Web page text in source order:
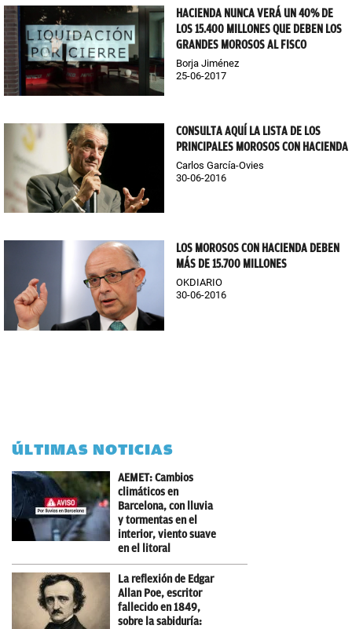
HACIENDA NUNCA VERÁ UN 40% DE
LOS 15.400 MILLONES QUE DEBEN LOS
GRANDES MOROSOS AL FISCO
Borja Jiménez
25-06-2017
CONSULTA AQUÍ LA LISTA DE LOS
PRINCIPALES MOROSOS CON HACIENDA
Carlos García-Ovies
30-06-2016
LOS MOROSOS CON HACIENDA DEBEN
MÁS DE 15.700 MILLONES
OKDIARIO
30-06-2016
ÚLTIMAS NOTICIAS
AEMET: Cambios
climáticos en
Barcelona, con lluvia
y tormentas en el
interior, viento suave
en el litoral
La reflexión de Edgar
Allan Poe, escritor
fallecido en 1849,
sobre la sabiduría: